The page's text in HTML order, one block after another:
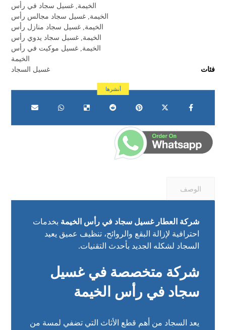
الخيمة, غسيل سجاد في رأس
الخيمة, غسيل سجاد مجالس رأس
الخيمة, غسيل سجاد منازل رأس
الخيمة, غسيل سجاد يدوي رأس
الخيمة, غسيل موكيت في رأس
الخيمة
فئات
غسيل السجاد
الوصف
شركة العطار غسيل سجاد في رأس الخيمة بخدمات
احترافية لإزالة البقع والروائح، تنظيف عميق يعيد
السجاد لشكله الجديد بأحدث التقنيات.
شركة متخصصة في غسيل
سجاد في رأس الخيمة
يعد السجاد من أهم قطع الأثاث التي تضفي لمسة من